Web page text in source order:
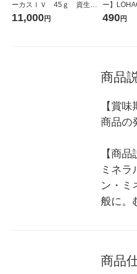
ーカスＩＶ 45ｇ 資生
堂 おまけ付き
11,000円
ー】
コウォー
490円
商品
【賞味
商品の
【商品
ミネラ
ン・ミ
般に。
商品